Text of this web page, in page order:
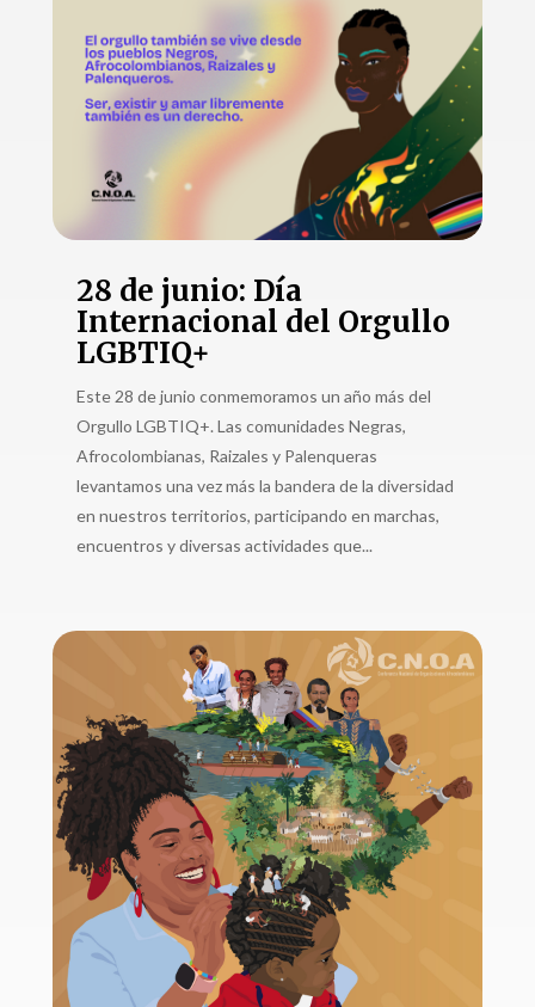
28 de junio: Día
Internacional del Orgullo
LGBTIQ+
Este 28 de junio conmemoramos un año más del
Orgullo LGBTIQ+. Las comunidades Negras,
Afrocolombianas, Raizales y Palenqueras
levantamos una vez más la bandera de la diversidad
en nuestros territorios, participando en marchas,
encuentros y diversas actividades que...